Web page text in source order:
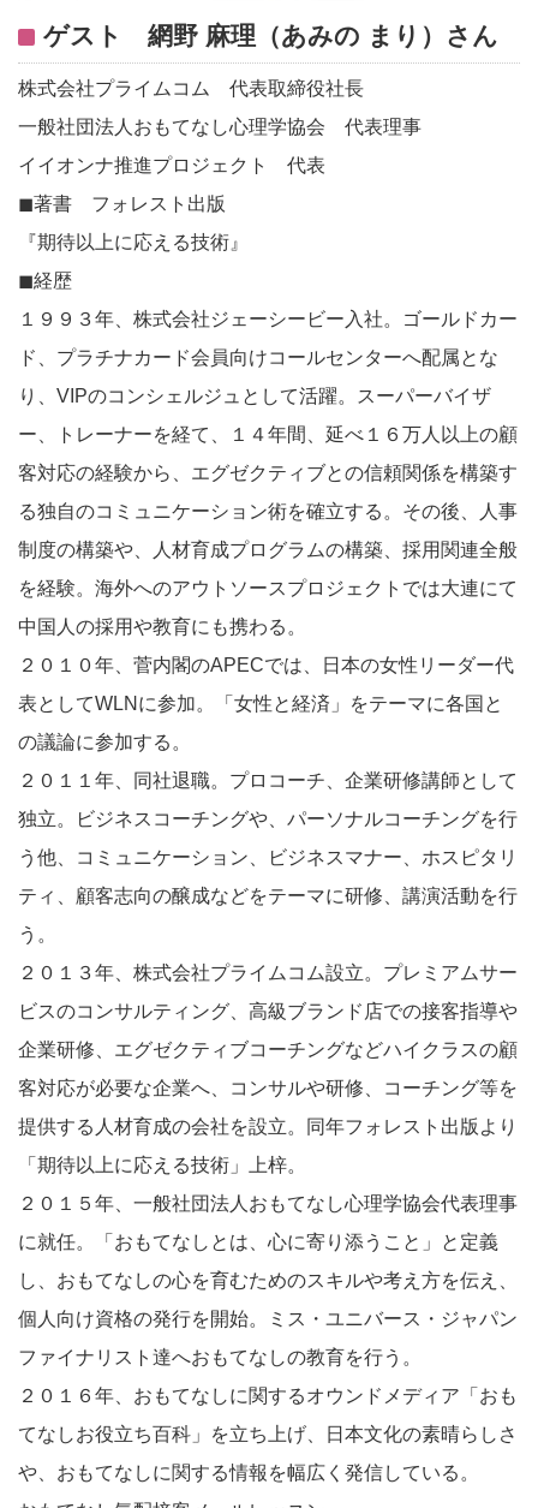
ゲスト 網野 麻理（あみの まり）さん
株式会社プライムコム 代表取締役社長
一般社団法人おもてなし心理学協会 代表理事
イイオンナ推進プロジェクト 代表
◼︎著書 フォレスト出版
『期待以上に応える技術』
◼︎経歴
１９９３年、株式会社ジェーシービー入社。ゴールドカー
ド、プラチナカード会員向けコールセンターへ配属とな
り、VIPのコンシェルジュとして活躍。スーパーバイザ
ー、トレーナーを経て、１４年間、延べ１６万人以上の顧
客対応の経験から、エグゼクティブとの信頼関係を構築す
る独自のコミュニケーション術を確立する。その後、人事
制度の構築や、人材育成プログラムの構築、採用関連全般
を経験。海外へのアウトソースプロジェクトでは大連にて
中国人の採用や教育にも携わる。
２０１０年、菅内閣のAPECでは、日本の女性リーダー代
表としてWLNに参加。「女性と経済」をテーマに各国と
の議論に参加する。
２０１１年、同社退職。プロコーチ、企業研修講師として
独立。ビジネスコーチングや、パーソナルコーチングを行
う他、コミュニケーション、ビジネスマナー、ホスピタリ
ティ、顧客志向の醸成などをテーマに研修、講演活動を行
う。
２０１３年、株式会社プライムコム設立。プレミアムサー
ビスのコンサルティング、高級ブランド店での接客指導や
企業研修、エグゼクティブコーチングなどハイクラスの顧
客対応が必要な企業へ、コンサルや研修、コーチング等を
提供する人材育成の会社を設立。同年フォレスト出版より
「期待以上に応える技術」上梓。
２０１５年、一般社団法人おもてなし心理学協会代表理事
に就任。「おもてなしとは、心に寄り添うこと」と定義
し、おもてなしの心を育むためのスキルや考え方を伝え、
個人向け資格の発行を開始。ミス・ユニバース・ジャパン
ファイナリスト達へおもてなしの教育を行う。
２０１６年、おもてなしに関するオウンドメディア「おも
てなしお役立ち百科」を立ち上げ、日本文化の素晴らしさ
や、おもてなしに関する情報を幅広く発信している。